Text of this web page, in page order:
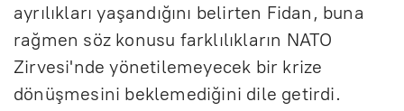
ayrılıkları yaşandığını belirten Fidan, buna
rağmen söz konusu farklılıkların NATO
Zirvesi'nde yönetilemeyecek bir krize
dönüşmesini beklemediğini dile getirdi.